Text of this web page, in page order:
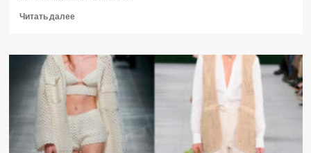
Читать далееПрочитать
ТОП-8
лайфхаков:
как
стать
стройнее
выше
с